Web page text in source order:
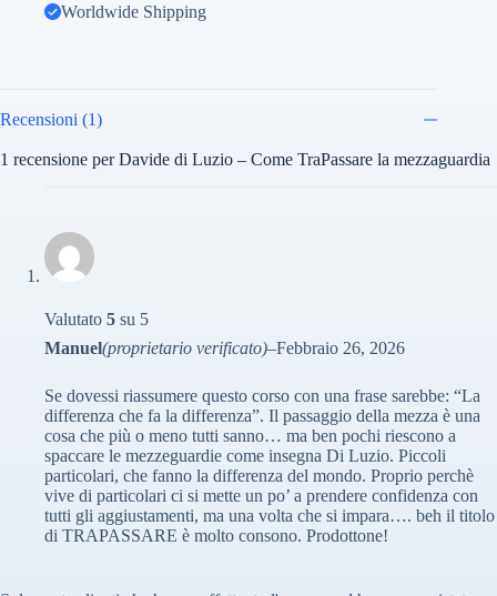
Worldwide Shipping
Recensioni (1)
1 recensione perDavide di Luzio – Come TraPassare la mezzaguardia
Valutato 5 su 5
Manuel(proprietario verificato)–Febbraio 26, 2026
Se dovessi riassumere questo corso con una frase sarebbe: “La
differenza che fa la differenza”. Il passaggio della mezza è una
cosa che più o meno tutti sanno… ma ben pochi riescono a
spaccare le mezzeguardie come insegna Di Luzio. Piccoli
particolari, che fanno la differenza del mondo. Proprio perchè
vive di particolari ci si mette un po’ a prendere confidenza con
tutti gli aggiustamenti, ma una volta che si impara…. beh il titolo
di TRAPASSARE è molto consono. Prodottone!